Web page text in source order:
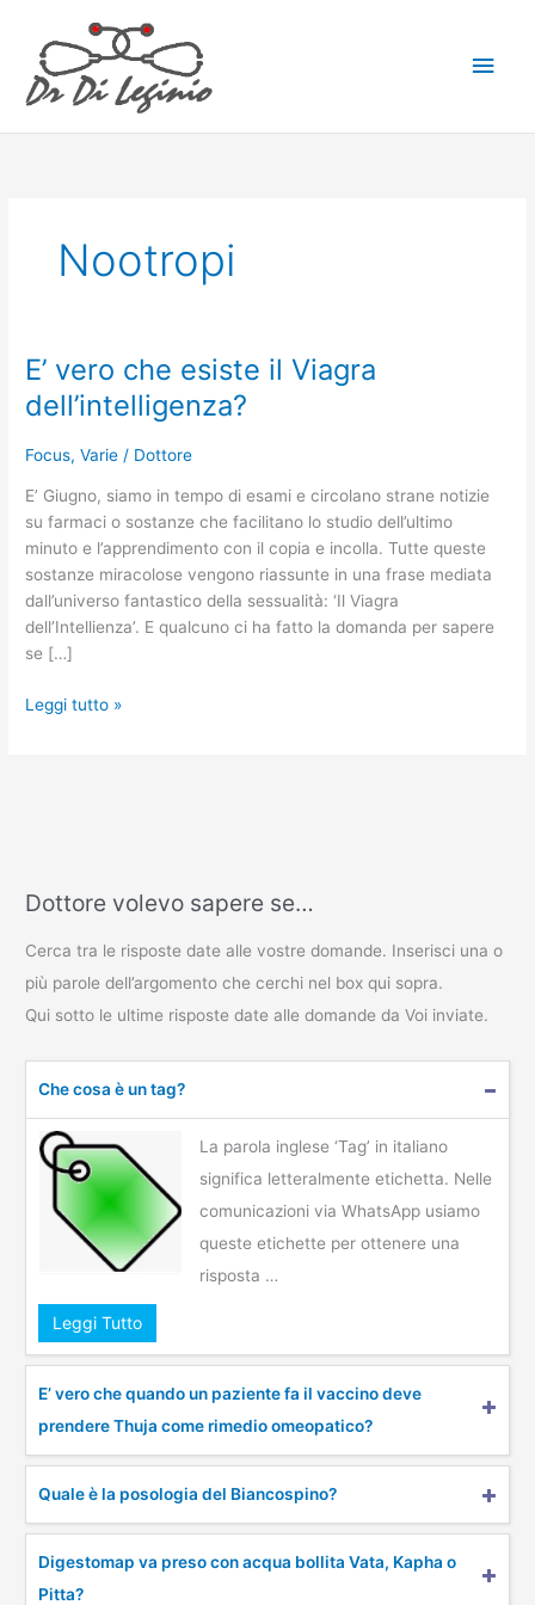
contenuto
Nootropi
E’ vero che esiste il Viagra
dell’intelligenza?
Focus,Varie / Dottore
E’ Giugno, siamo in tempo di esami e circolano strane notizie
su farmaci o sostanze che facilitano lo studio dell’ultimo
minuto e l’apprendimento con il copia e incolla. Tutte queste
sostanze miracolose vengono riassunte in una frase mediata
dall’universo fantastico della sessualità: ‘Il Viagra
dell’Intellienza’. E qualcuno ci ha fatto la domanda per sapere
se […]
E’
vero
che
Viagra
dell’intelligenza?
Leggi tutto »
Dottore volevo sapere se…
Cerca tra le risposte date alle vostre domande. Inserisci una o
più parole dell’argomento che cerchi nel box qui sopra.
Qui sotto le ultime risposte date alle domande da Voi inviate.
Che cosa è un tag?
La parola inglese ‘Tag’ in italiano
significa letteralmente etichetta. Nelle
comunicazioni via WhatsApp usiamo
queste etichette per ottenere una
risposta …
Leggi Tutto
E’ vero che quando un paziente fa il vaccino deve
prendere Thuja come rimedio omeopatico?
Quale è la posologia del Biancospino?
Digestomap va preso con acqua bollita Vata, Kapha o
Pitta?